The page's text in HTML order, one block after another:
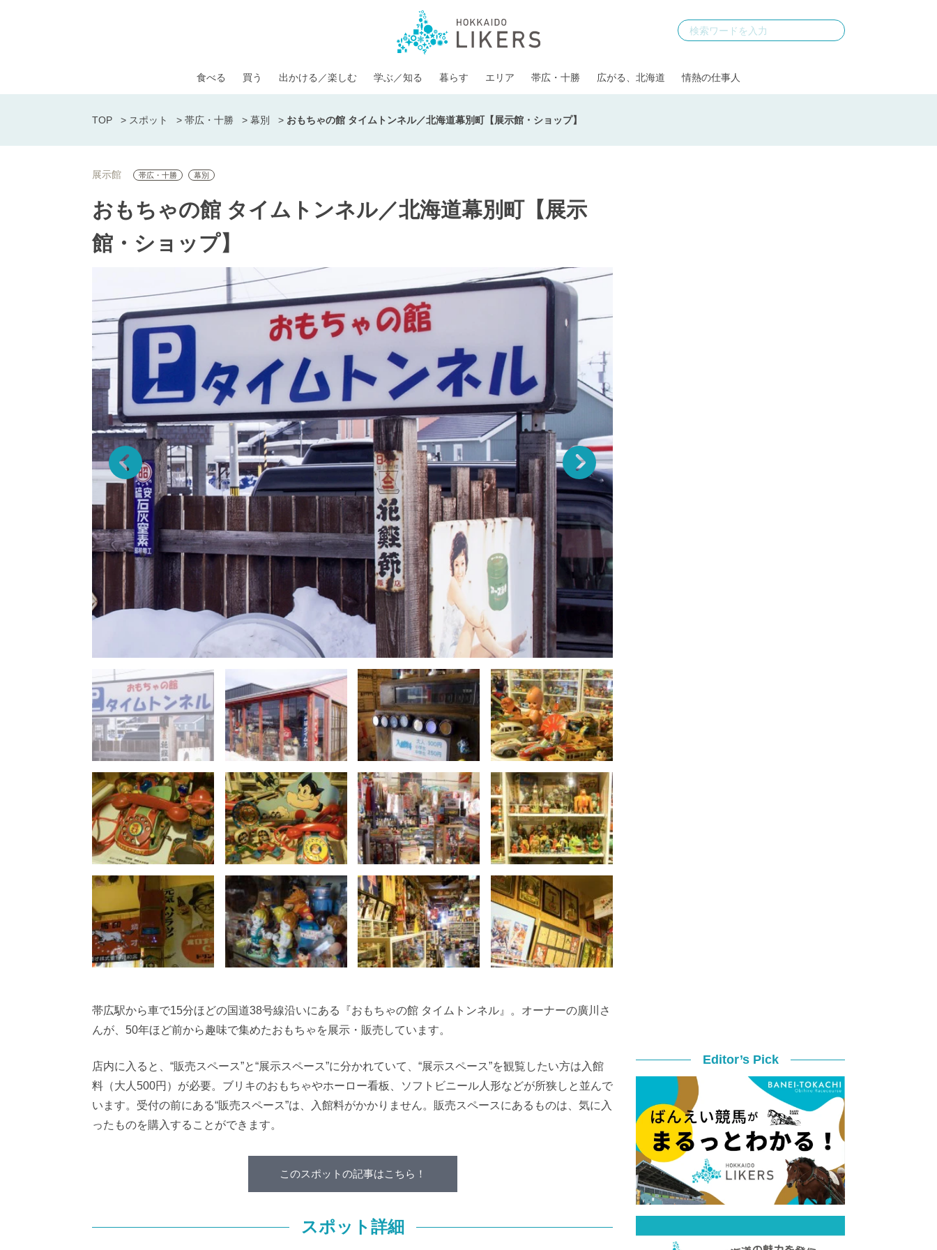
食べる 買う 出かける／楽しむ 学ぶ／知る 暮らす エリア 帯広・十勝 広がる、北海道 情熱の仕事人
TOP > スポット > 帯広・十勝 > 幕別 > おもちゃの館 タイムトンネル／北海道幕別町【展示館・ショップ】
展示館 帯広・十勝 幕別
おもちゃの館 タイムトンネル／北海道幕別町【展示
館・ショップ】
帯広駅から車で15分ほどの国道38号線沿いにある『おもちゃの館 タイムトンネル』。オーナーの廣川さ
んが、50年ほど前から趣味で集めたおもちゃを展示・販売しています。
店内に入ると、“販売スペース”と“展示スペース”に分かれていて、“展示スペース”を観覧したい方は入館
料（大人500円）が必要。ブリキのおもちゃやホーロー看板、ソフトビニール人形などが所狭しと並んで
います。受付の前にある“販売スペース”は、入館料がかかりません。販売スペースにあるものは、気に入
ったものを購入することができます。
このスポットの記事はこちら！
スポット詳細
Editor’s Pick